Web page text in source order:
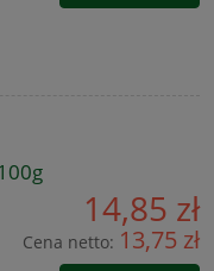
14,85 zł
Cena netto: 13,75 zł